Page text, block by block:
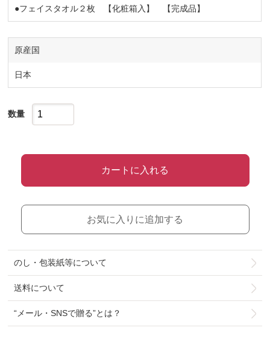
●フェイスタオル２枚 【化粧箱入】 【完成品】
原産国
日本
数量
カートに入れる
お気に入りに追加する
のし・包装紙等について
送料について
“メール・SNSで贈る”とは？